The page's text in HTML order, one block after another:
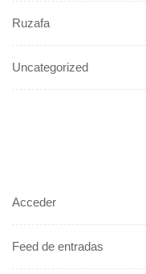
Ruzafa
Uncategorized
Acceder
Feed de entradas